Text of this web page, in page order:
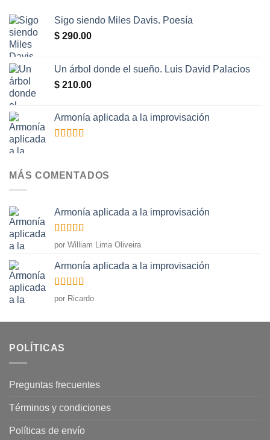
Sigo siendo Miles Davis. Poesía
$ 290.00
Un árbol donde el sueño. Luis David Palacios
$ 210.00
Armonía aplicada a la improvisación
MÁS COMENTADOS
Armonía aplicada a la improvisación
Valorado
con
por William Lima Oliveira
Armonía aplicada a la improvisación
Valorado
con
por Ricardo
POLÍTICAS
Preguntas frecuentes
Términos y condiciones
Políticas de envío